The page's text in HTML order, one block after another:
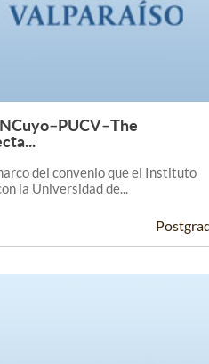
Leer Más +
del convenio que el Instituto
la Universidad de...